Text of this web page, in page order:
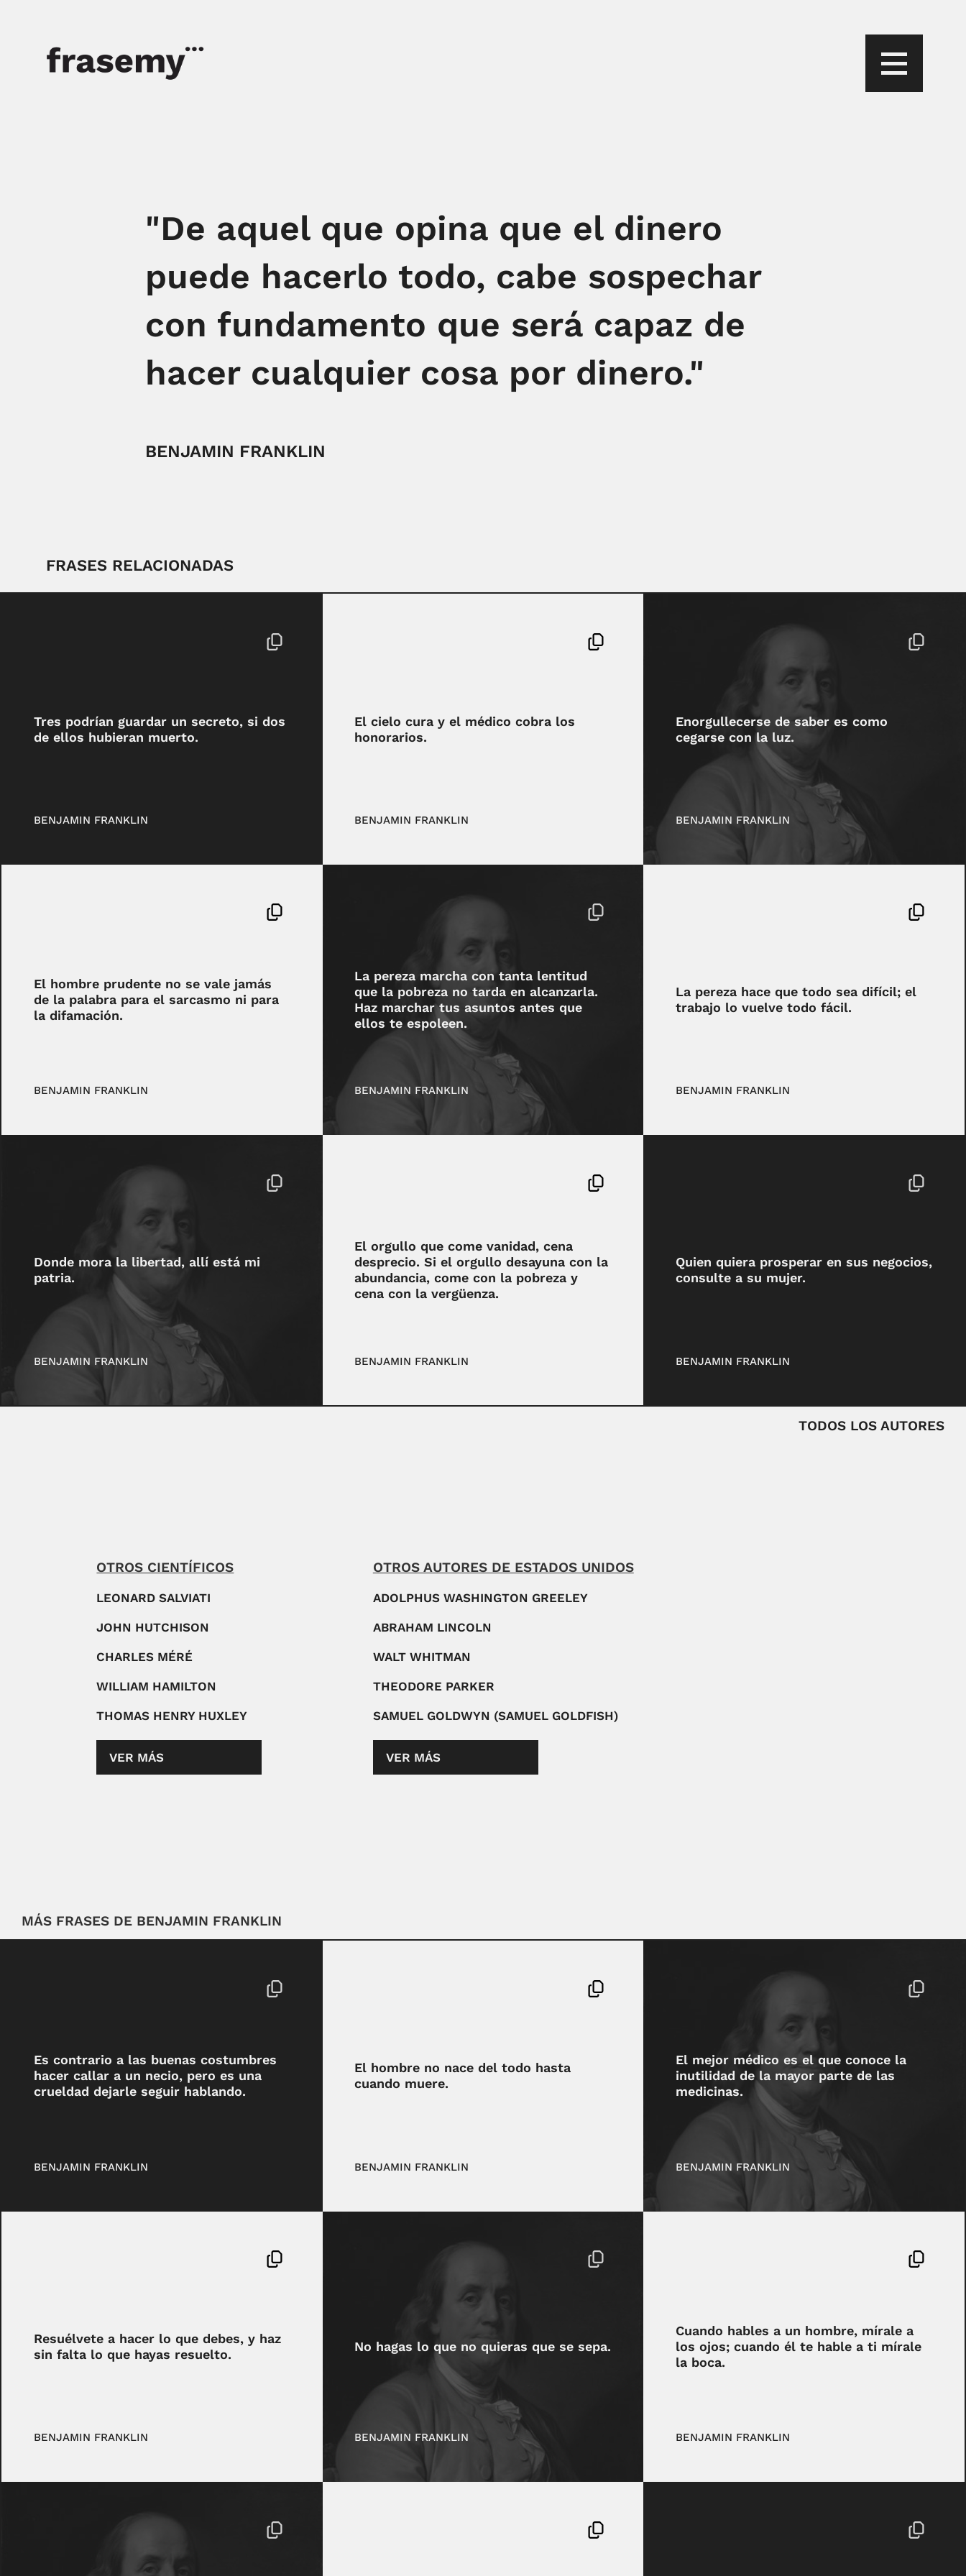
"De aquel que opina que el dinero
puede hacerlo todo, cabe sospechar
con fundamento que será capaz de
hacer cualquier cosa por dinero."
BENJAMIN FRANKLIN
FRASES RELACIONADAS
Tres podrían guardar un secreto, si dos
de ellos hubieran muerto.
BENJAMIN FRANKLIN
El cielo cura y el médico cobra los
honorarios.
BENJAMIN FRANKLIN
Enorgullecerse de saber es como
cegarse con la luz.
BENJAMIN FRANKLIN
El hombre prudente no se vale jamás
de la palabra para el sarcasmo ni para
la difamación.
BENJAMIN FRANKLIN
La pereza marcha con tanta lentitud
que la pobreza no tarda en alcanzarla.
Haz marchar tus asuntos antes que
ellos te espoleen.
BENJAMIN FRANKLIN
La pereza hace que todo sea difícil; el
trabajo lo vuelve todo fácil.
BENJAMIN FRANKLIN
Donde mora la libertad, allí está mi
patria.
BENJAMIN FRANKLIN
El orgullo que come vanidad, cena
desprecio. Si el orgullo desayuna con la
abundancia, come con la pobreza y
cena con la vergüenza.
BENJAMIN FRANKLIN
Quien quiera prosperar en sus negocios,
consulte a su mujer.
BENJAMIN FRANKLIN
TODOS LOS AUTORES
OTROS CIENTÍFICOS
LEONARD SALVIATI
JOHN HUTCHISON
CHARLES MÉRÉ
WILLIAM HAMILTON
THOMAS HENRY HUXLEY
VER MÁS
OTROS AUTORES DE ESTADOS UNIDOS
ADOLPHUS WASHINGTON GREELEY
ABRAHAM LINCOLN
WALT WHITMAN
THEODORE PARKER
SAMUEL GOLDWYN (SAMUEL GOLDFISH)
VER MÁS
MÁS FRASES DE BENJAMIN FRANKLIN
Es contrario a las buenas costumbres
hacer callar a un necio, pero es una
crueldad dejarle seguir hablando.
BENJAMIN FRANKLIN
El hombre no nace del todo hasta
cuando muere.
BENJAMIN FRANKLIN
El mejor médico es el que conoce la
inutilidad de la mayor parte de las
medicinas.
BENJAMIN FRANKLIN
Resuélvete a hacer lo que debes, y haz
sin falta lo que hayas resuelto.
BENJAMIN FRANKLIN
No hagas lo que no quieras que se sepa.
BENJAMIN FRANKLIN
Cuando hables a un hombre, mírale a
los ojos; cuando él te hable a ti mírale
la boca.
BENJAMIN FRANKLIN